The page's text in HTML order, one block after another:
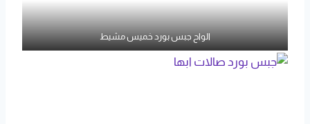
الواح جبس بورد خميس مشيط